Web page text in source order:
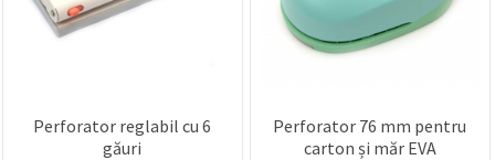
Perforator reglabil cu 6
găuri
Perforator 76 mm pentru
carton și măr EVA